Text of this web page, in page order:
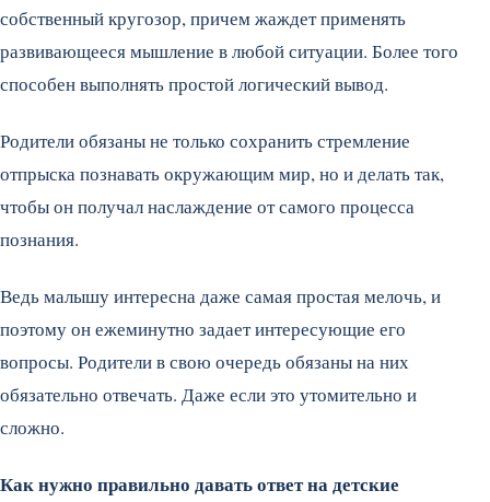
собственный кругозор, причем жаждет применять
развивающееся мышление в любой ситуации. Более того
способен выполнять простой логический вывод.
Родители обязаны не только сохранить стремление
отпрыска познавать окружающим мир, но и делать так,
чтобы он получал наслаждение от самого процесса
познания.
Ведь малышу интересна даже самая простая мелочь, и
поэтому он ежеминутно задает интересующие его
вопросы. Родители в свою очередь обязаны на них
обязательно отвечать. Даже если это утомительно и
сложно.
Как нужно правильно давать ответ на детские